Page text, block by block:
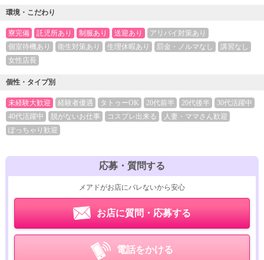
環境・こだわり
寮完備 託児所あり 制服あり 送迎あり
アリバイ対策あり
個室待機あり
衛生対策あり 生理休暇あり 罰金・ノルマなし
講習なし
女性店長
個性・タイプ別
未経験大歓迎 経験者優遇 タトゥーOK 20代前半 20代後半
30代活躍中
40代活躍中
脱がないお仕事 コスプレ出来る
人妻・ママさん歓迎
ぽっちゃり歓迎
応募・質問する
メアドがお店にバレないから安心
お店に質問・応募する
電話をかける